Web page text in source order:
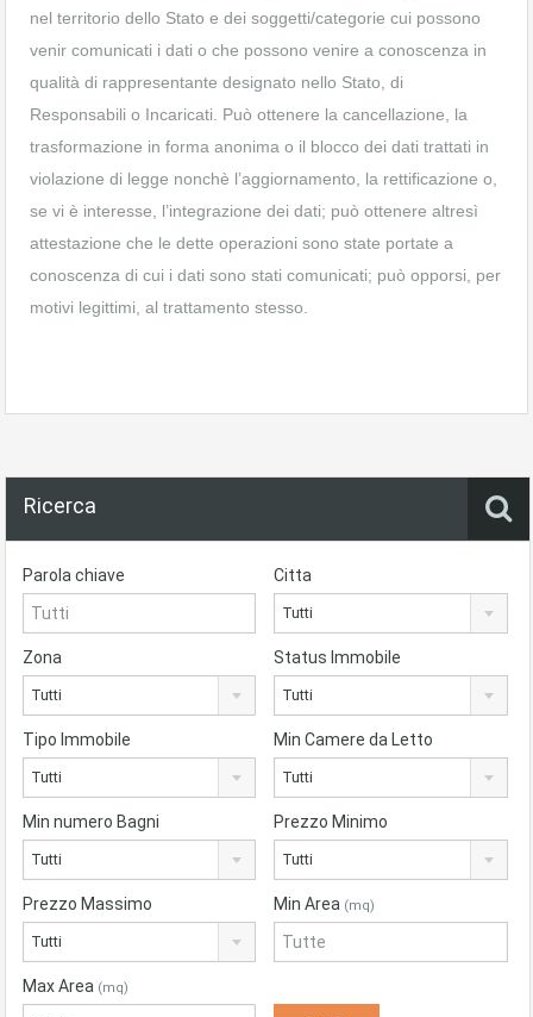
nel territorio dello Stato e dei soggetti/categorie cui possono
venir comunicati i dati o che possono venire a conoscenza in
qualità di rappresentante designato nello Stato, di
Responsabili o Incaricati. Può ottenere la cancellazione, la
trasformazione in forma anonima o il blocco dei dati trattati in
violazione di legge nonchè l’aggiornamento, la rettificazione o,
se vi è interesse, l’integrazione dei dati; può ottenere altresì
attestazione che le dette operazioni sono state portate a
conoscenza di cui i dati sono stati comunicati; può opporsi, per
motivi legittimi, al trattamento stesso.
Ricerca
Parola chiave Citta
Tutti
Zona
Tutti
Status Immobile
Tutti
Tipo Immobile
Tutti
Min Camere da Letto
Tutti
Min numero Bagni
Tutti
Prezzo Minimo
Tutti
Prezzo Massimo
Tutti
Min Area (mq)
Max Area (mq)